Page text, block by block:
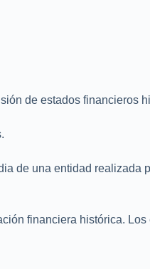
de estados financieros
de una entidad
financiera histórica.